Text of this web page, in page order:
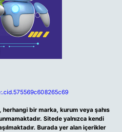
bir marka, kurum veya şahıs
Sitede yalnızca kendi
Burada yer alan içerikler